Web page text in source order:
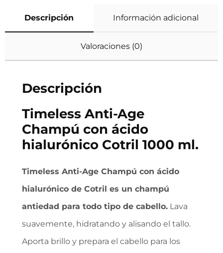
Descripción Información adicional
Valoraciones (0)
Descripción
Timeless Anti-Age
Champú con ácido
hialurónico Cotril 1000 ml.
Timeless Anti-Age Champú con ácido
hialurónico de Cotril es un champú
antiedad para todo tipo de cabello. Lava
suavemente, hidratando y alisando el tallo.
Aporta brillo y prepara el cabello para los